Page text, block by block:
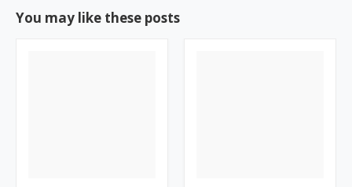
You may like these posts